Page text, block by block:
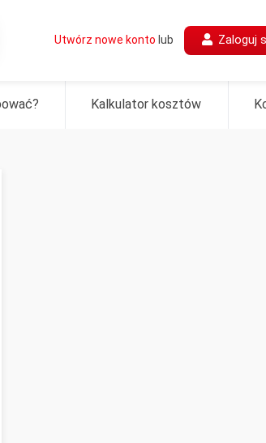
Utwórz nowe konto lub Zaloguj
Kalkulator kosztów